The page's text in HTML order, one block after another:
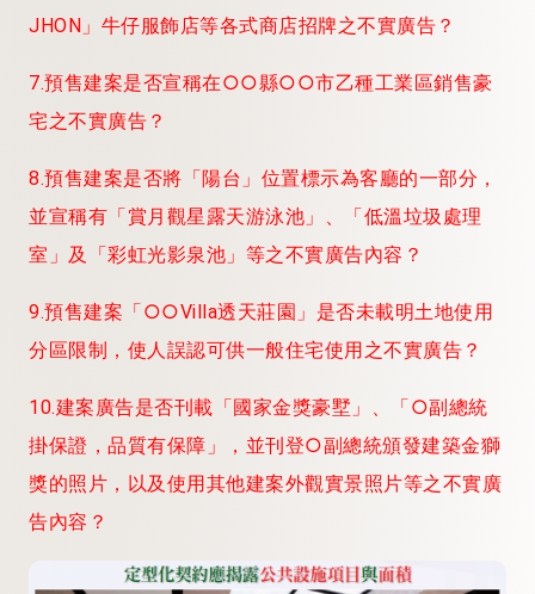
JHON」牛仔服飾店等各式商店招牌之不實廣告？
7.預售建案是否宣稱在○○縣○○市乙種工業區銷售豪
宅之不實廣告？
8.預售建案是否將「陽台」位置標示為客廳的一部分，
並宣稱有「賞月觀星露天游泳池」、「低溫垃圾處理
室」及「彩虹光影泉池」等之不實廣告內容？
9.預售建案「○○Villa透天莊園」是否未載明土地使用
分區限制，使人誤認可供一般住宅使用之不實廣告？
10.建案廣告是否刊載「國家金獎豪墅」、「○副總統
掛保證，品質有保障」，並刊登○副總統頒發建築金獅
獎的照片，以及使用其他建案外觀實景照片等之不實廣
告內容？